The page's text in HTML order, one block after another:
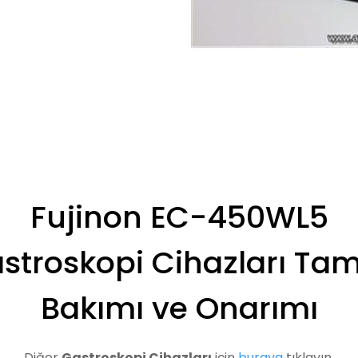
Fujinon EC-450WL5
Cihazları
Bakımı ve Onarımı